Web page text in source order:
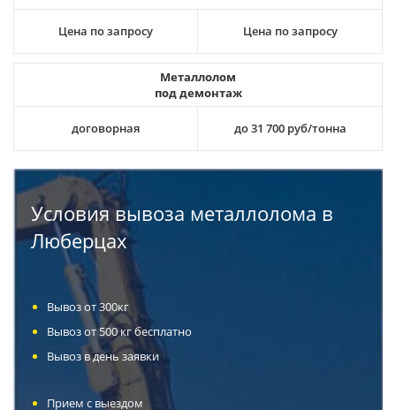
Цена по запросу Цена по запросу
Металлолом
под демонтаж
договорная до 31 700 руб/тонна
Условия вывоза металлолома в
Люберцах
Вывоз от 300кг
Вывоз от 500 кг бесплатно
Вывоз в день заявки
Прием с выездом